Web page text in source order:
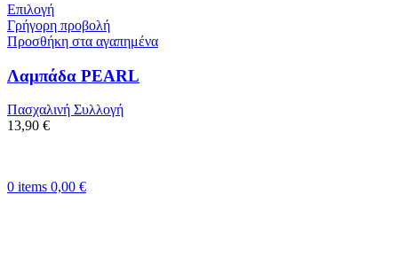
0 items 0,00 €
Επιλογή
Γρήγορη προβολή
Προσθήκη στα αγαπημένα
Λαμπάδα PEARL
Πασχαλινή Συλλογή
13,90 €